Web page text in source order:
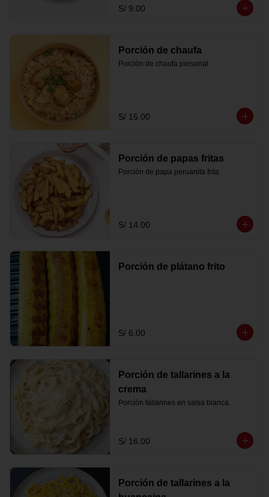
S/ 9.00
Porción de chaufa
Porción de chaufa personal
S/ 15.00
Porción de papas fritas
Porción de papa peruanita frita
S/ 14.00
Porción de plátano frito
S/ 6.00
Porción de tallarines a la
crema
Porción tallarines en salsa blanca.
S/ 16.00
Porción de tallarines a la